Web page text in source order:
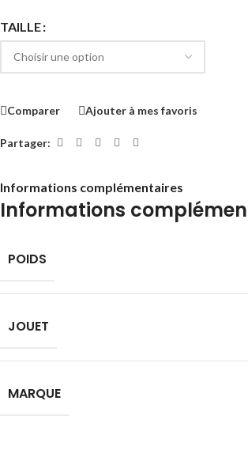
TAILLE
Comparer Ajouter à mes favoris
Partager:
Informations complémentaires
Informations
POIDS
JOUET
MARQUE